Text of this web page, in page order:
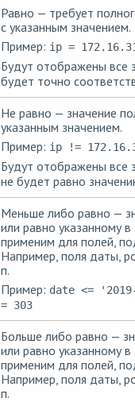
Равно — требует
с указанным значением.
Пример: ip =
Будут отображены все
будет точно
Не равно — значение
указанным значением.
Пример: ip !=
Будут отображены все
не будет равно
Меньше либо равно —
или равно указанному
применим для полей,
Например, поля даты,
п.
Пример: date <=
= 303
Больше либо равно —
или равно указанному
применим для полей,
Например, поля даты,
п.